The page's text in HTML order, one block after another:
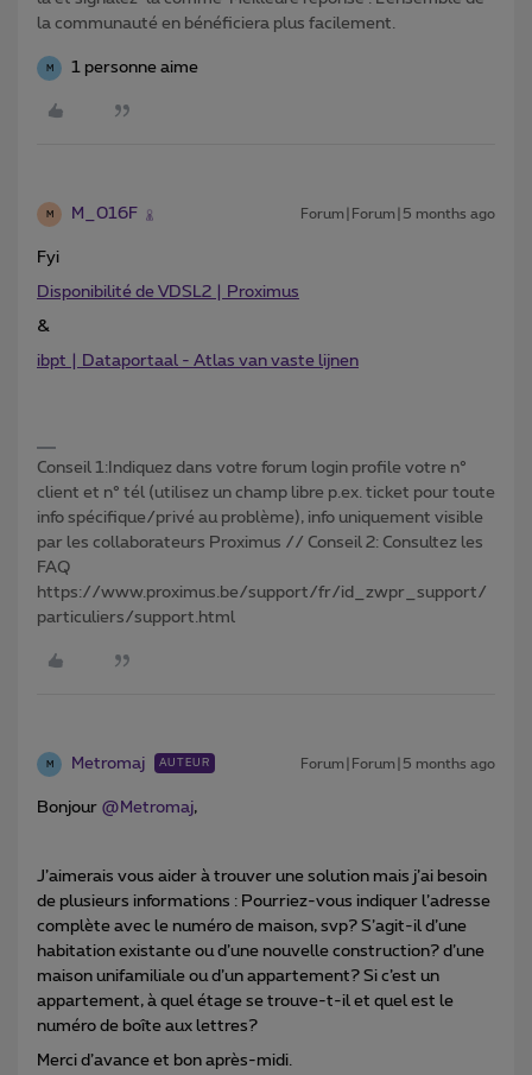
la communauté en bénéficiera plus facilement.
M 1 personne aime
M M_016F Forum|Forum|5 months ago
Fyi
Disponibilité de VDSL2 | Proximus
&
ibpt | Dataportaal - Atlas van vaste lijnen
Conseil 1:Indiquez dans votre forum login profile votre n°
client et n° tél (utilisez un champ libre p.ex. ticket pour toute
info spécifique/privé au problème), info uniquement visible
par les collaborateurs Proximus // Conseil 2: Consultez les
FAQ
https://www.proximus.be/support/fr/id_zwpr_support/
particuliers/support.html
M Metromaj AUTEUR Forum|Forum|5 months ago
Bonjour ​ @Metromaj,
J’aimerais vous aider à trouver une solution mais j’ai besoin
de plusieurs informations : Pourriez-vous indiquer l’adresse
complète avec le numéro de maison, svp? S’agit-il d’une
habitation existante ou d’une nouvelle construction? d’une
maison unifamiliale ou d’un appartement? Si c’est un
appartement, à quel étage se trouve-t-il et quel est le
numéro de boîte aux lettres?
Merci d’avance et bon après-midi.